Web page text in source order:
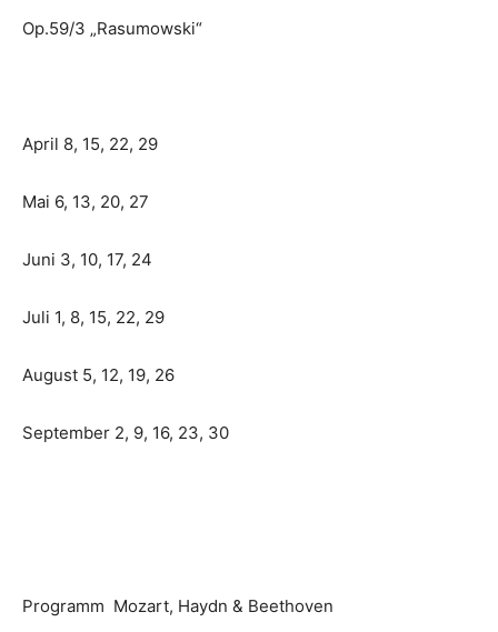
Op.59/3 „Rasumowski“
April 8, 15, 22, 29
Mai 6, 13, 20, 27
Juni 3, 10, 17, 24
Juli 1, 8, 15, 22, 29
August 5, 12, 19, 26
September 2, 9, 16, 23, 30
Programm Mozart, Haydn & Beethoven